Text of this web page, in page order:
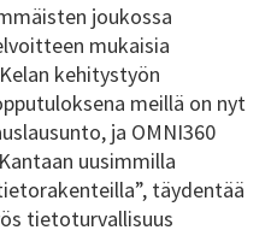
joukossa
mukaisia
kehitystyön
meillä on nyt
ja OMNI360
uusimmilla
täydentää
tietoturvallisuus